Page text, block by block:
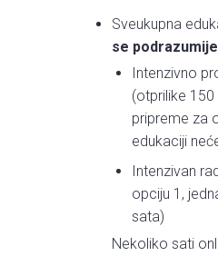
Sveukupna
se
Intenzivno
(otprilike
pripreme za
edukaciji
Intenzivan
opciju 1,
sata)
Nekoliko sati